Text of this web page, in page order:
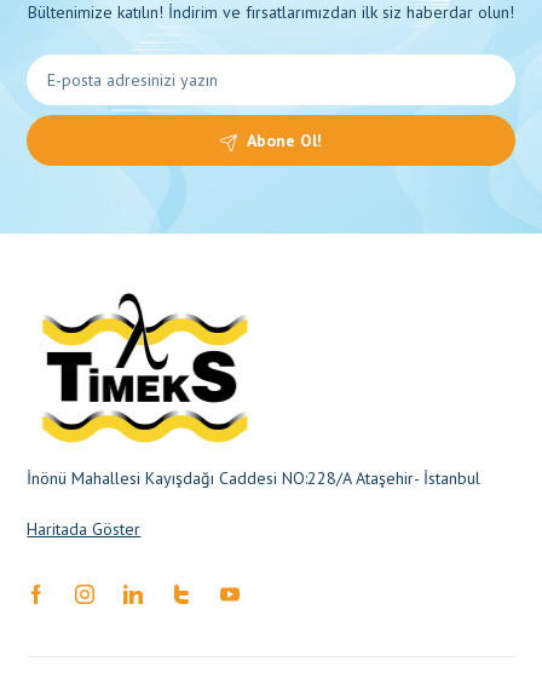
Bültenimize katılın! İndirim ve fırsatlarımızdan ilk siz haberdar olun!
Abone Ol!
İnönü Mahallesi Kayışdağı Caddesi NO:228/A Ataşehir- İstanbul
Haritada Göster